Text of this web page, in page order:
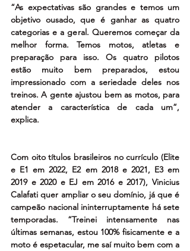
“As expectativas são grandes e temos um
objetivo ousado, que é ganhar as quatro
categorias e a geral. Queremos começar da
melhor forma. Temos motos, atletas e
preparação para isso. Os quatro pilotos
estão muito bem preparados, estou
impressionado com a seriedade deles nos
treinos. A gente ajustou bem as motos, para
atender a característica de cada um”,
explica.
Com oito títulos brasileiros no currículo (Elite
e E1 em 2022, E2 em 2018 e 2021, E3 em
2019 e 2020 e EJ em 2016 e 2017), Vinicius
Calafati quer ampliar o seu domínio, já que é
campeão nacional ininterruptamente há sete
temporadas. “Treinei intensamente nas
últimas semanas, estou 100% fisicamente e a
moto é espetacular, me saí muito bem com a